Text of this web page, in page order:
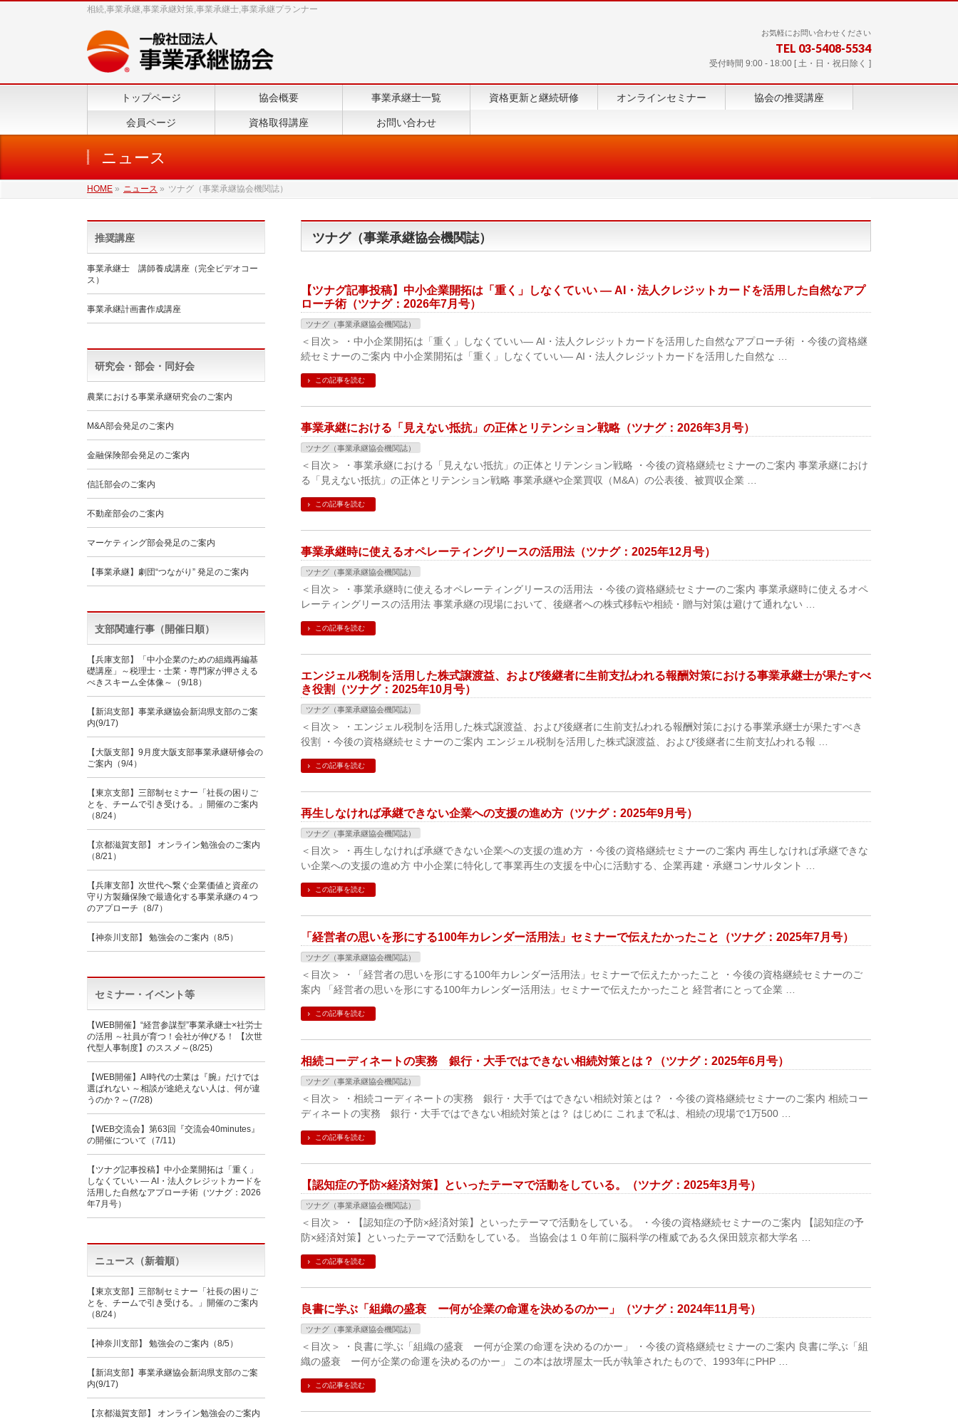
相続,事業承継,事業承継対策,事業承継士,事業承継プランナー
お気軽にお問い合わせください
TEL 03-5408-5534
受付時間 9:00 - 18:00 [ 土・日・祝日除く ]
トップページ 協会概要 事業承継士一覧 資格更新と継続研修 オンラインセミナー 協会の推奨講座
会員ページ 資格取得講座 お問い合わせ
ニュース
HOME » ニュース » ツナグ（事業承継協会機関誌）
ツナグ（事業承継協会機関誌）
【ツナグ記事投稿】中小企業開拓は「重く」しなくていい ― AI・法人クレジットカードを活用した自然なアプ
ローチ術（ツナグ：2026年7月号）
ツナグ（事業承継協会機関誌）
＜目次＞ ・中小企業開拓は「重く」しなくていい― AI・法人クレジットカードを活用した自然なアプローチ術 ・今後の資格継
続セミナーのご案内 中小企業開拓は「重く」しなくていい― AI・法人クレジットカードを活用した自然な …
この記事を読む
事業承継における「見えない抵抗」の正体とリテンション戦略（ツナグ：2026年3月号）
ツナグ（事業承継協会機関誌）
＜目次＞ ・事業承継における「見えない抵抗」の正体とリテンション戦略 ・今後の資格継続セミナーのご案内 事業承継におけ
る「見えない抵抗」の正体とリテンション戦略 事業承継や企業買収（M&A）の公表後、被買収企業 …
この記事を読む
事業承継時に使えるオペレーティングリースの活用法（ツナグ：2025年12月号）
ツナグ（事業承継協会機関誌）
＜目次＞ ・事業承継時に使えるオペレーティングリースの活用法 ・今後の資格継続セミナーのご案内 事業承継時に使えるオペ
レーティングリースの活用法 事業承継の現場において、後継者への株式移転や相続・贈与対策は避けて通れない …
この記事を読む
エンジェル税制を活用した株式譲渡益、および後継者に生前支払われる報酬対策における事業承継士が果たすべ
き役割（ツナグ：2025年10月号）
ツナグ（事業承継協会機関誌）
＜目次＞ ・エンジェル税制を活用した株式譲渡益、および後継者に生前支払われる報酬対策における事業承継士が果たすべき
役割 ・今後の資格継続セミナーのご案内 エンジェル税制を活用した株式譲渡益、および後継者に生前支払われる報 …
この記事を読む
再生しなければ承継できない企業への支援の進め方（ツナグ：2025年9月号）
ツナグ（事業承継協会機関誌）
＜目次＞ ・再生しなければ承継できない企業への支援の進め方 ・今後の資格継続セミナーのご案内 再生しなければ承継できな
い企業への支援の進め方 中小企業に特化して事業再生の支援を中心に活動する、企業再建・承継コンサルタント …
この記事を読む
「経営者の思いを形にする100年カレンダー活用法」セミナーで伝えたかったこと（ツナグ：2025年7月号）
ツナグ（事業承継協会機関誌）
＜目次＞ ・「経営者の思いを形にする100年カレンダー活用法」セミナーで伝えたかったこと ・今後の資格継続セミナーのご
案内 「経営者の思いを形にする100年カレンダー活用法」セミナーで伝えたかったこと 経営者にとって企業 …
この記事を読む
相続コーディネートの実務 銀行・大手ではできない相続対策とは？（ツナグ：2025年6月号）
ツナグ（事業承継協会機関誌）
＜目次＞ ・相続コーディネートの実務 銀行・大手ではできない相続対策とは？ ・今後の資格継続セミナーのご案内 相続コー
ディネートの実務 銀行・大手ではできない相続対策とは？ はじめに これまで私は、相続の現場で1万500 …
この記事を読む
【認知症の予防×経済対策】といったテーマで活動をしている。（ツナグ：2025年3月号）
ツナグ（事業承継協会機関誌）
＜目次＞ ・【認知症の予防×経済対策】といったテーマで活動をしている。 ・今後の資格継続セミナーのご案内 【認知症の予
防×経済対策】といったテーマで活動をしている。 当協会は１０年前に脳科学の権威である久保田競京都大学名 …
この記事を読む
良書に学ぶ「組織の盛衰 ー何が企業の命運を決めるのかー」（ツナグ：2024年11月号）
ツナグ（事業承継協会機関誌）
＜目次＞ ・良書に学ぶ「組織の盛衰 ー何が企業の命運を決めるのかー」 ・今後の資格継続セミナーのご案内 良書に学ぶ「組
織の盛衰 ー何が企業の命運を決めるのかー」 この本は故堺屋太一氏が執筆されたもので、1993年にPHP …
この記事を読む
推奨講座
事業承継士 講師養成講座（完全ビデオコー
ス）
事業承継計画書作成講座
研究会・部会・同好会
農業における事業承継研究会のご案内
M&A部会発足のご案内
金融保険部会発足のご案内
信託部会のご案内
不動産部会のご案内
マーケティング部会発足のご案内
【事業承継】劇団“つながり” 発足のご案内
支部関連行事（開催日順）
【兵庫支部】「中小企業のための組織再編基
礎講座」～税理士・士業・専門家が押さえる
べきスキーム全体像～（9/18）
【新潟支部】事業承継協会新潟県支部のご案
内(9/17)
【大阪支部】9月度大阪支部事業承継研修会の
ご案内（9/4）
【東京支部】三部制セミナー「社長の困りご
とを、チームで引き受ける。」開催のご案内
（8/24）
【京都滋賀支部】 オンライン勉強会のご案内
（8/21）
【兵庫支部】次世代へ繋ぐ企業価値と資産の
守り方製麺保険で最適化する事業承継の４つ
のアプローチ（8/7）
【神奈川支部】 勉強会のご案内（8/5）
セミナー・イベント等
【WEB開催】“経営参謀型”事業承継士×社労士
の活用 ～社員が育つ！会社が伸びる！ 【次世
代型人事制度】のススメ～(8/25)
【WEB開催】AI時代の士業は『腕』だけでは
選ばれない ～相談が途絶えない人は、何が違
うのか？～(7/28)
【WEB交流会】第63回『交流会40minutes』
の開催について（7/11)
【ツナグ記事投稿】中小企業開拓は「重く」
しなくていい ― AI・法人クレジットカードを
活用した自然なアプローチ術（ツナグ：2026
年7月号）
ニュース（新着順）
【東京支部】三部制セミナー「社長の困りご
とを、チームで引き受ける。」開催のご案内
（8/24）
【神奈川支部】 勉強会のご案内（8/5）
【新潟支部】事業承継協会新潟県支部のご案
内(9/17)
【京都滋賀支部】 オンライン勉強会のご案内